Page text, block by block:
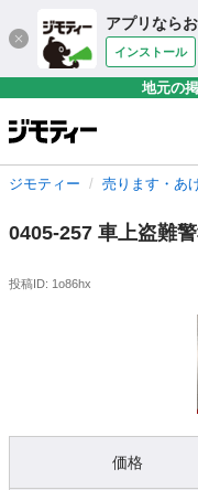
アプリなら
インストール
地元の
ジモティー 売ります・あ
0405-257 車上盗難
投稿ID: 1o86hx
価格